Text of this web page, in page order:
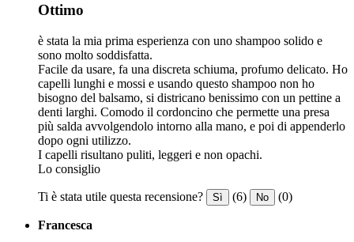
Ottimo
è stata la mia prima esperienza con uno shampoo solido e
sono molto soddisfatta.
Facile da usare, fa una discreta schiuma, profumo delicato. Ho
capelli lunghi e mossi e usando questo shampoo non ho
bisogno del balsamo, si districano benissimo con un pettine a
denti larghi. Comodo il cordoncino che permette una presa
più salda avvolgendolo intorno alla mano, e poi di appenderlo
dopo ogni utilizzo.
I capelli risultano puliti, leggeri e non opachi.
Lo consiglio
Ti è stata utile questa recensione? Sì (6) No (0)
Francesca